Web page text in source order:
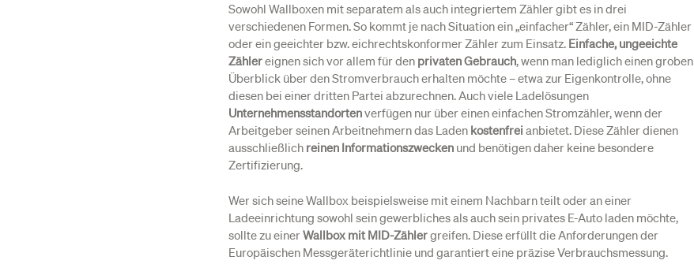
Sowohl Wallboxen mit separatem als auch integriertem Zähler gibt es in drei
verschiedenen Formen. So kommt je nach Situation ein „einfacher“ Zähler, ein MID-Zähler
oder ein geeichter bzw. eichrechtskonformer Zähler zum Einsatz. Einfache, ungeeichte
Zählereignen sich vor allem für den privaten Gebrauch, wenn man lediglich einen groben
Überblick über den Stromverbrauch erhalten möchte – etwa zur Eigenkontrolle, ohne
diesen bei einer dritten Partei abzurechnen. Auch viele Ladelösungen
Unternehmensstandortenverfügen nur über einen einfachen Stromzähler, wenn der
Arbeitgeber seinen Arbeitnehmern das Laden kostenfreianbietet. Diese Zähler dienen
ausschließlich reinen Informationszwecken und benötigen daher keine besondere
Zertifizierung.
Wer sich seine Wallbox beispielsweise mit einem Nachbarn teilt oder an einer
Ladeeinrichtung sowohl sein gewerbliches als auch sein privates E-Auto laden möchte,
sollte zu einerWallbox mit MID-Zählergreifen. Diese erfüllt die Anforderungen der
Europäischen Messgeräterichtlinie und garantiert eine präzise Verbrauchsmessung.